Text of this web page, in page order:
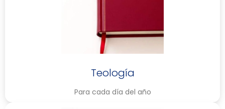
Teología
Para cada día del año